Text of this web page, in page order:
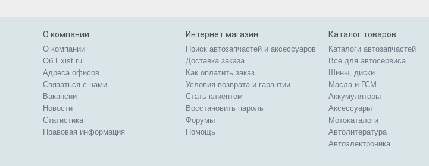
О компании
О компании
Об Exist.ru
Адреса офисов
Связаться с нами
Вакансии
Новости
Статистика
Правовая информация
Интернет магазин
Поиск автозапчастей и аксессуаров
Доставка заказа
Как оплатить заказ
Условия возврата и гарантии
Стать клиентом
Восстановить пароль
Форумы
Помощь
Каталог товаров
Каталоги автозапчастей
Все для автосервиса
Шины, диски
Масла и ГСМ
Аккумуляторы
Аксессуары
Мотокаталоги
Автолитература
Автоэлектроника